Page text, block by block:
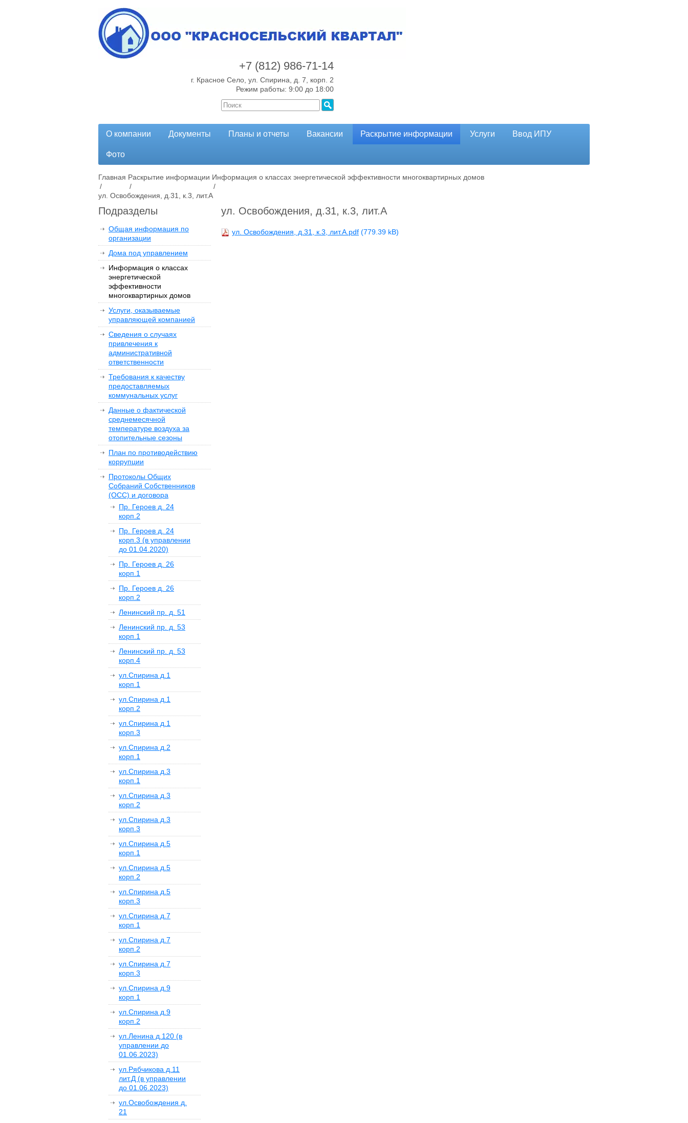
+7 (812) 986-71-14
г. Красное Село, ул. Спирина, д. 7, корп. 2
Режим работы: 9:00 до 18:00
О компании Документы Планы и отчеты Вакансии Раскрытие информации Услуги Ввод ИПУ
Фото
Главная
/
Раскрытие информации
/
Информация о классах энергетической эффективности многоквартирных домов
/
ул. Освобождения, д.31, к.3, лит.А
Подразделы
Общая информация по
организации
Дома под управлением
Информация о классах
энергетической
эффективности
многоквартирных домов
Услуги, оказываемые
управляющей компанией
Сведения о случаях
привлечения к
административной
ответственности
Требования к качеству
предоставляемых
коммунальных услуг
Данные о фактической
среднемесячной
температуре воздуха за
отопительные сезоны
План по противодействию
коррупции
Протоколы Общих
Собраний Собственников
(ОСС) и договора
Пр. Героев д. 24
корп.2
Пр. Героев д. 24
корп.3 (в управлении
до 01.04.2020)
Пр. Героев д. 26
корп.1
Пр. Героев д. 26
корп.2
Ленинский пр. д. 51
Ленинский пр. д. 53
корп.1
Ленинский пр. д. 53
корп.4
ул.Спирина д.1
корп.1
ул.Спирина д.1
корп.2
ул.Спирина д.1
корп.3
ул.Спирина д.2
корп.1
ул.Спирина д.3
корп.1
ул.Спирина д.3
корп.2
ул.Спирина д.3
корп.3
ул.Спирина д.5
корп.1
ул.Спирина д.5
корп.2
ул.Спирина д.5
корп.3
ул.Спирина д.7
корп.1
ул.Спирина д.7
корп.2
ул.Спирина д.7
корп.3
ул.Спирина д.9
корп.1
ул.Спирина д.9
корп.2
ул.Ленина д.120 (в
управлении до
01.06.2023)
ул.Рябчикова д.11
лит.Д (в управлении
до 01.06.2023)
ул.Освобождения д.
21
ул. Освобождения, д.31, к.3, лит.А
ул. Освобождения, д.31, к.3, лит.А.pdf (779.39 kB)